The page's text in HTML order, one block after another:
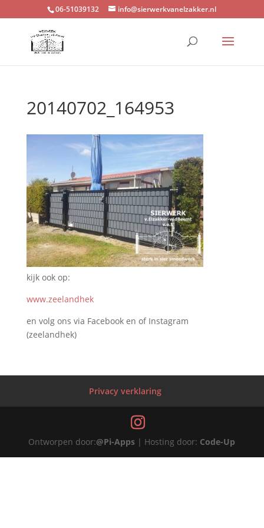
06-51039132 info@sierwerkvanelzakker.nl
20140702_164953
kijk ook op:
www.zeelandhek
en volg ons via Facebook en of Instagram
(zeelandhek)
Privacy verklaring
Ontworpen door:@Pi-Apps | Hosting door: Code-Up